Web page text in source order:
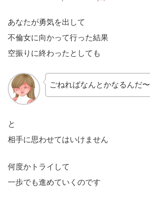
あなたが勇気を出して
不倫女に向かって行った結果
空振りに終わったとしても
ごねればなんとかなるんだ〜
と
相手に思わせてはいけません
何度かトライして
一歩でも進めていくのです